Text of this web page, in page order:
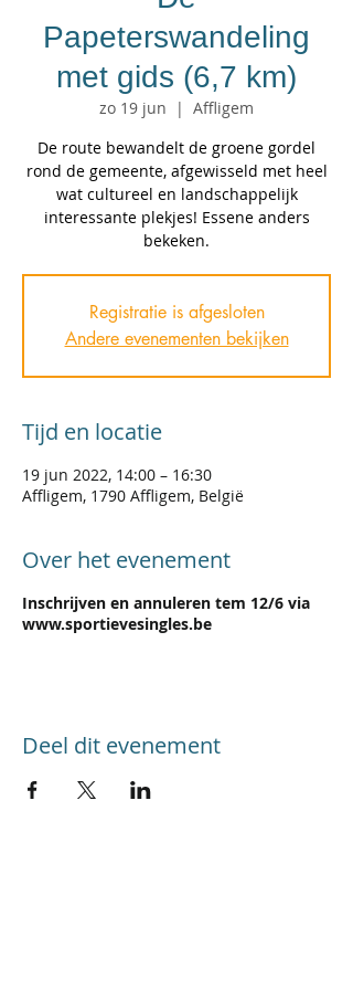
Papeterswandeling
met gids (6,7 km)
zo 19 jun
  |
Affligem
De route bewandelt de groene gordel
rond de gemeente, afgewisseld met heel
wat cultureel en landschappelijk
interessante plekjes! Essene anders
bekeken.
Registratie is afgesloten
Andere evenementen bekijken
Tijd en locatie
19 jun 2022, 14:00 – 16:30
Affligem, 1790 Affligem, België
Over het evenement
Inschrijven en annuleren tem 12/6 via
www.sportievesingles.be
Deel dit evenement